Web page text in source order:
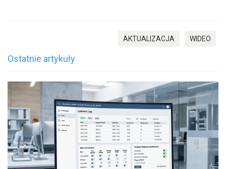
AKTUALIZACJA WIDEO
Ostatnie artykuły